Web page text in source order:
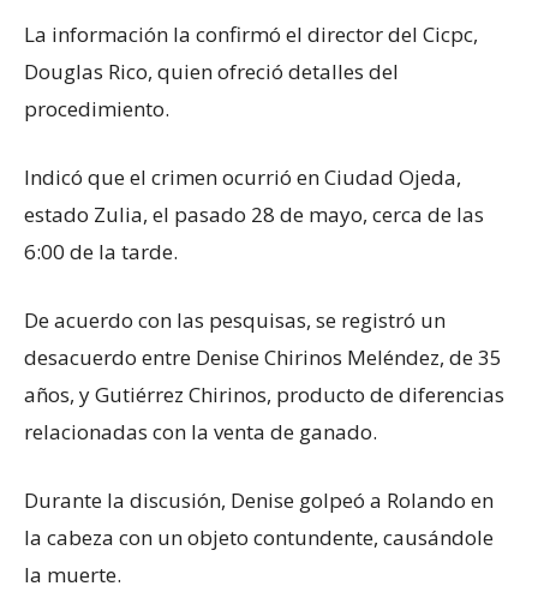
La información la confirmó el director del Cicpc,
Douglas Rico, quien ofreció detalles del
procedimiento.
Indicó que el crimen ocurrió en Ciudad Ojeda,
estado Zulia, el pasado 28 de mayo, cerca de las
6:00 de la tarde.
De acuerdo con las pesquisas, se registró un
desacuerdo entre Denise Chirinos Meléndez, de 35
años, y Gutiérrez Chirinos, producto de diferencias
relacionadas con la venta de ganado.
Durante la discusión, Denise golpeó a Rolando en
la cabeza con un objeto contundente, causándole
la muerte.